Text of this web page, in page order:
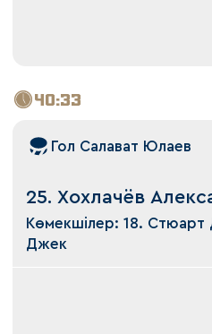
40:33
Гол Салават Юлаев
25. Хохлачёв
Көмекшілер: 18. Стюарт
Джек